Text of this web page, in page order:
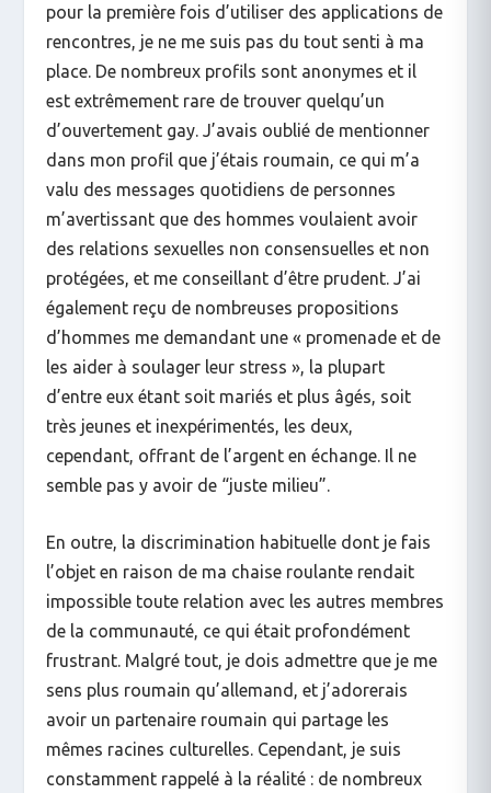
pour la première fois d’utiliser des applications de
rencontres, je ne me suis pas du tout senti à ma
place. De nombreux profils sont anonymes et il
est extrêmement rare de trouver quelqu’un
d’ouvertement gay. J’avais oublié de mentionner
dans mon profil que j’étais roumain, ce qui m’a
valu des messages quotidiens de personnes
m’avertissant que des hommes voulaient avoir
des relations sexuelles non consensuelles et non
protégées, et me conseillant d’être prudent. J’ai
également reçu de nombreuses propositions
d’hommes me demandant une « promenade et de
les aider à soulager leur stress », la plupart
d’entre eux étant soit mariés et plus âgés, soit
très jeunes et inexpérimentés, les deux,
cependant, offrant de l’argent en échange. Il ne
semble pas y avoir de “juste milieu”.
En outre, la discrimination habituelle dont je fais
l’objet en raison de ma chaise roulante rendait
impossible toute relation avec les autres membres
de la communauté, ce qui était profondément
frustrant. Malgré tout, je dois admettre que je me
sens plus roumain qu’allemand, et j’adorerais
avoir un partenaire roumain qui partage les
mêmes racines culturelles. Cependant, je suis
constamment rappelé à la réalité : de nombreux